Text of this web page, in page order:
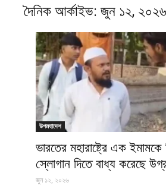
আল-
ফিরদাউস
দৈনিক আর্কাইভ: জুন ১২, ২০২৬
উপমহাদেশ
ভারতের মহারাষ্ট্রে এক ইমামকে
স্লোগান দিতে বাধ্য করেছে
জুন ১২, ২০২৬